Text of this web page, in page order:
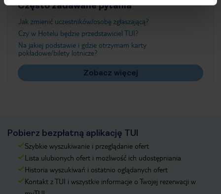
Często zadawane pytania
Jak zmienić uczestników/osobę zgłaszającą?
Czy w Hotelu będzie przedstawiciel TUI?
Na jakiej podstawie i gdzie otrzymam karty
pokładowe/bilety lotnicze?
Zobacz więcej
Pobierz bezpłatną aplikację TUI
Szybkie wyszukiwanie i przeglądanie ofert
Lista ulubionych ofert i możliwość ich udostępniania
Historia wyszukiwań i ostatnio oglądanych ofert
Kontakt z TUI i wszystkie informacje o Twojej rezerwacji w